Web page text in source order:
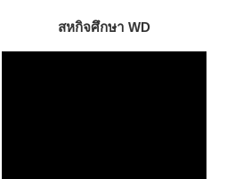
สหกิจศึกษา WD